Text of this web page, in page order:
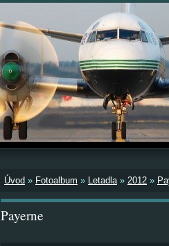
Úvod » Fotoalbum » Letadla» 2012 »
Payerne